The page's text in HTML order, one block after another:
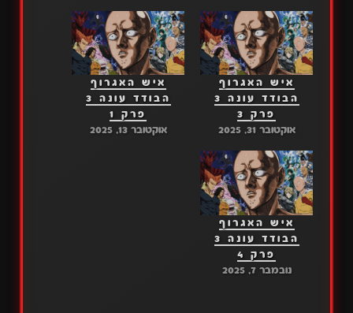
איש האגרוף
הבודד עונה 3
פרק 3
אוקטובר 31, 2025
איש האגרוף
הבודד עונה 3
פרק 1
אוקטובר 13, 2025
איש האגרוף
הבודד עונה 3
פרק 4
נובמבר 7, 2025